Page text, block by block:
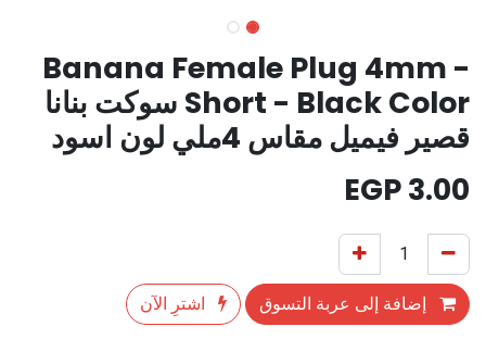
Banana Female Plug 4mm -
Short - Black Color سوكت بنانا
قصير فيميل مقاس 4ملي لون اسود
3.00
إضافة إلى عربة التسوق اشترِ الآن